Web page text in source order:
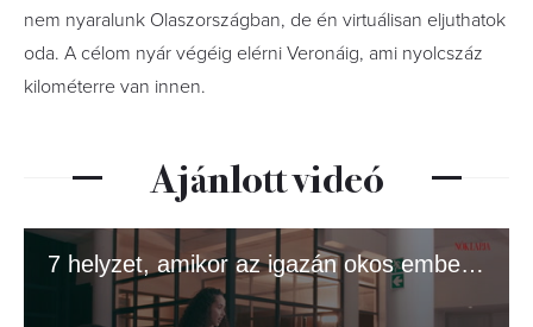
nem nyaralunk Olaszországban, de én virtuálisan eljuthatok
oda. A célom nyár végéig elérni Veronáig, ami nyolcszáz
kilométerre van innen.
Ajánlott videó
7 helyzet, amikor az igazán okos emberek butának tettetik magukat